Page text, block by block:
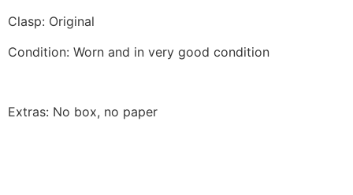
Clasp: Original
Condition: Worn and in very good condition
Extras: No box, no paper